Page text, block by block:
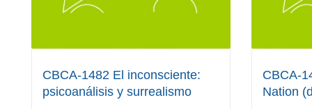
CBCA-1482 El inconsciente:
psicoanálisis y surrealismo
CBCA-
Nation